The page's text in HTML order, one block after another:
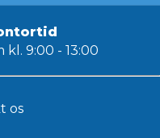
9:00 - 13:00
os